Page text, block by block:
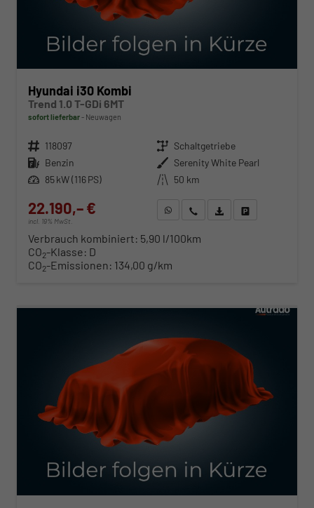
Hyundai i30 Kombi
Trend 1.0 T-GDi 6MT
sofort lieferbar Neuwagen
Fahrzeugnr. 118097 Getriebe Schaltgetriebe
Kraftstoff Benzin Außenfarbe Serenity White Pearl
Leistung 85 kW (116 PS) Kilometerstand 50 km
22.190,– €
incl. 19% MwSt.
WhatsApp anfragen
Wir rufen Sie anFahrzeugexposé (PDF)
Verbrauch kombiniert: 5,90 l/100km
CO2-Klasse: D
CO2-Emissionen: 134,00 g/km